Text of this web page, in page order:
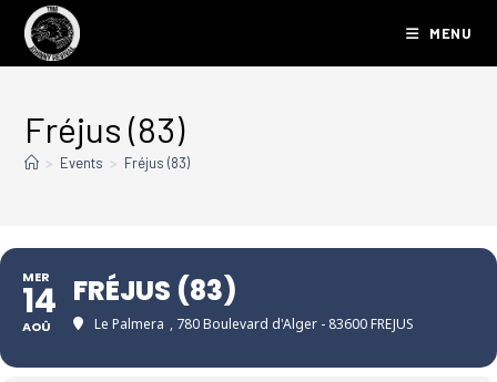
MENU
Fréjus (83)
> Events > Fréjus (83)
MER
14
AOÛ
FRÉJUS (83)
Le Palmera , 780 Boulevard d'Alger - 83600 FREJUS